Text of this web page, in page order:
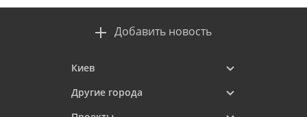
Добавить новость
Киев
Другие города